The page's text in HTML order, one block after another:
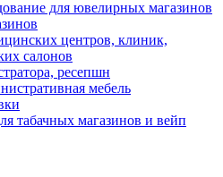
для ювелирных магазинов
центров, клиник,
салонов
ресепшн
мебель
табачных магазинов и вейп